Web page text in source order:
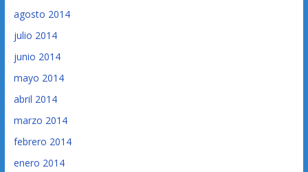
agosto 2014
julio 2014
junio 2014
mayo 2014
abril 2014
marzo 2014
febrero 2014
enero 2014